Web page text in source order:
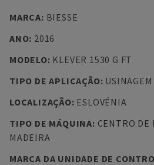
MARCA: BIESSE
ANO: 2016
MODELO: KLEVER 1530 G FT
TIPO DE APLICAÇÃO:
LOCALIZAÇÃO: ESLOVÉNIA
TIPO DE MÁQUINA: CENTRO DE
MADEIRA
MARCA DA UNIDADE DE